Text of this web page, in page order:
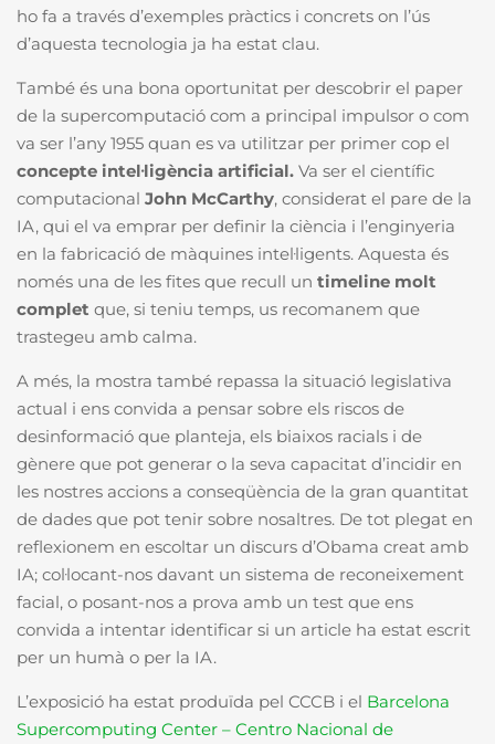
ho fa a través d’exemples pràctics i concrets on l’ús
d’aquesta tecnologia ja ha estat clau.
També és una bona oportunitat per descobrir el paper
de la supercomputació com a principal impulsor o com
va ser l’any 1955 quan es va utilitzar per primer cop el
concepte intel·ligència artificial. Va ser el científic
computacional John McCarthy, considerat el pare de la
IA, qui el va emprar per definir la ciència i l’enginyeria
en la fabricació de màquines intel·ligents. Aquesta és
només una de les fites que recull un timeline molt
complet que, si teniu temps, us recomanem que
trastegeu amb calma.
A més, la mostra també repassa la situació legislativa
actual i ens convida a pensar sobre els riscos de
desinformació que planteja, els biaixos racials i de
gènere que pot generar o la seva capacitat d’incidir en
les nostres accions a conseqüència de la gran quantitat
de dades que pot tenir sobre nosaltres. De tot plegat en
reflexionem en escoltar un discurs d’Obama creat amb
IA; col·locant-nos davant un sistema de reconeixement
facial, o posant-nos a prova amb un test que ens
convida a intentar identificar si un article ha estat escrit
per un humà o per la IA.
L’exposició ha estat produïda pel CCCB i el Barcelona
Supercomputing Center – Centro Nacional de